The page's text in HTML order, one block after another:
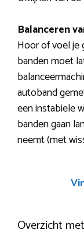
Balanceren
Hoor of voel je
banden moet
autoband
een instabiele
banden gaan
neemt (met
Overzicht